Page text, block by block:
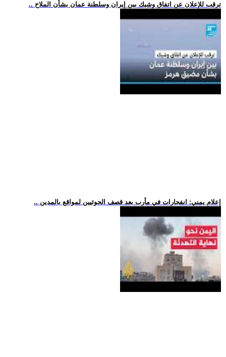
.. ترقب للإعلان عن اتفاق وشيك بين إيران وسلطنة عمان بشأن الملاح
.. إعلام يمني: انفجارات في مأرب بعد قصف الحوثيين لمواقع بالمدين